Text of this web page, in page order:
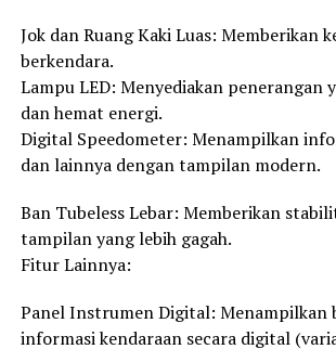
Jok dan Ruang Kaki Luas: Memberikan
berkendara.
Lampu LED: Menyediakan penerangan
dan hemat energi.
Digital Speedometer: Menampilkan
dan lainnya dengan tampilan modern.
Ban Tubeless Lebar: Memberikan
tampilan yang lebih gagah.
Fitur Lainnya:
Panel Instrumen Digital: Menampilkan
informasi kendaraan secara digital